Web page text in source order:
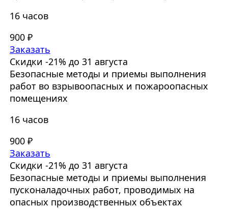
16 часов
900 ₽
Заказать
Скидки -21% до 31 августа
Безопасные методы и приемы выполнения
работ во взрывоопасных и пожароопасных
помещениях
16 часов
900 ₽
Заказать
Скидки -21% до 31 августа
Безопасные методы и приемы выполнения
пусконаладочных работ, проводимых на
опасных производственных объектах